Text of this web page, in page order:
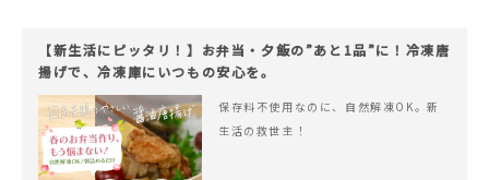
【新生活にピッタリ！】お弁当・夕飯の”あと1品”に！冷凍唐
揚げで、冷凍庫にいつもの安心を。
保存料不使用なのに、自然解凍OK。新
生活の救世主！